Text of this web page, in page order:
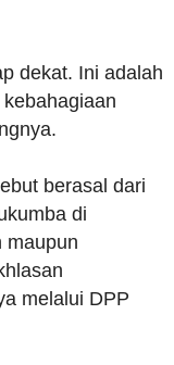
dekat. Ini adalah
berasal dari
di
maupun
melalui DPP